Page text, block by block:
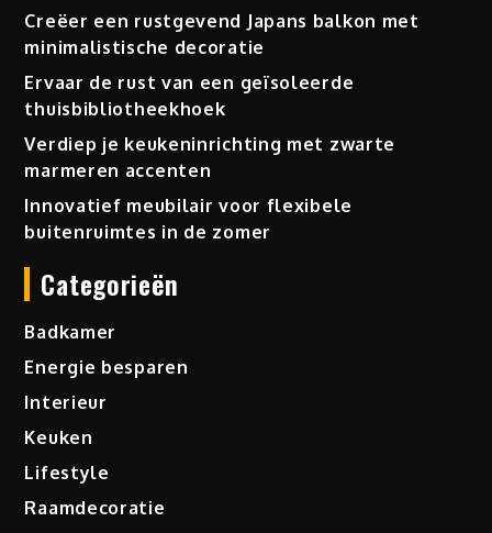
Creëer een rustgevend Japans balkon met
minimalistische decoratie
Ervaar de rust van een geïsoleerde
thuisbibliotheekhoek
Verdiep je keukeninrichting met zwarte
marmeren accenten
Innovatief meubilair voor flexibele
buitenruimtes in de zomer
Categorieën
Badkamer
Energie besparen
Interieur
Keuken
Lifestyle
Raamdecoratie